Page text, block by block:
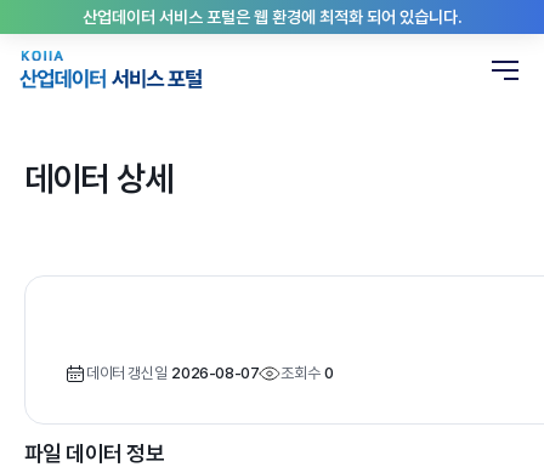
산업데이터 서비스 포털은 웹 환경에 최적화 되어 있습니다.
데이터 상세
데이터 갱신일 2026-08-07 조회수 0
파일 데이터 정보